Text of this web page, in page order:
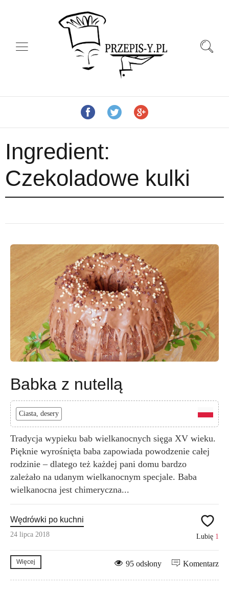
Ingredient:
Czekoladowe kulki
Babka z nutellą
Ciasta, desery
Tradycja wypieku bab wielkanocnych sięga XV wieku.
Pięknie wyrośnięta baba zapowiada powodzenie całej
rodzinie – dlatego też każdej pani domu bardzo
zależało na udanym wielkanocnym specjale. Baba
wielkanocna jest chimeryczna...
Wędrówki po kuchni
24 lipca 2018 Lubię 1
Więcej Komentarz
95 odsłony